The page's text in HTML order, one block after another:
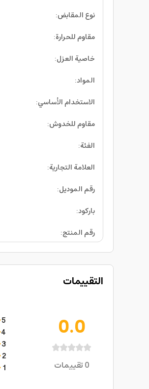
نوع المقابض:
مقاوم للحرارة:
خاصية العزل:
المواد:
الاستخدام الأساسي:
مقاوم للخدوش:
الفئة:
العلامة التجارية:
رقم الموديل:
باركود:
رقم المنتج:
التقييمات
0.0
0تقييمات
5
4
3
2
1